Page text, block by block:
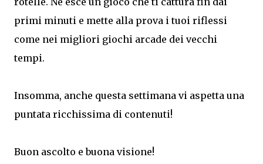
primi minuti e mette alla prova i tuoi riflessi
come nei migliori giochi arcade dei vecchi
tempi.
Insomma, anche questa settimana vi aspetta una
puntata ricchissima di contenuti!
Buon ascolto e buona visione!